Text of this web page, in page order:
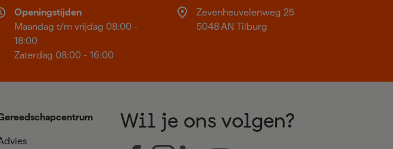
Openingstijden
Maandag t/m vrijdag 08:00 -
18:00
Zaterdag 08:00 - 16:00
Zevenheuvelenweg 25
5048 AN Tilburg
Wil je ons volgen?